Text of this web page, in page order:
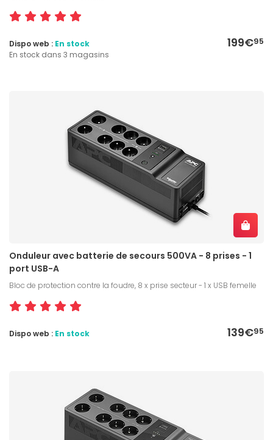
199€95
Dispo web : En stock
En stock dans 3 magasins
Onduleur avec batterie de secours 500VA - 8 prises - 1
port USB-A
Bloc de protection contre la foudre, 8 x prise secteur - 1 x USB femelle
139€95
Dispo web : En stock